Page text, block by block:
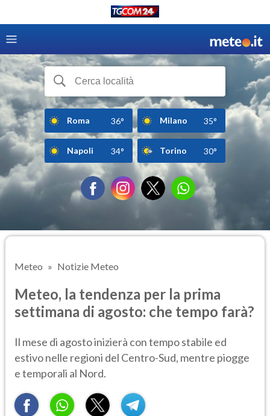
Roma 36° Milano 35°
Napoli 34° Torino 30°
Meteo Notizie Meteo
Meteo, la tendenza per la prima
settimana di agosto: che tempo farà?
Il mese di agosto inizierà con tempo stabile ed
estivo nelle regioni del Centro-Sud, mentre piogge
e temporali al Nord.